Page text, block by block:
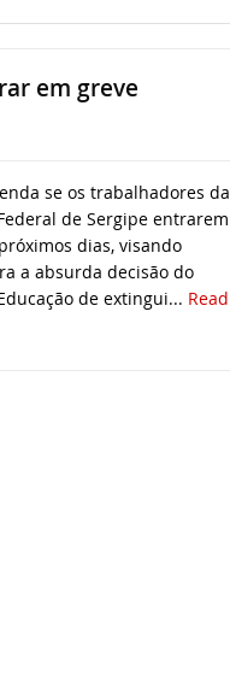
em greve
se os trabalhadores da
de Sergipe entrarem
dias, visando
a absurda decisão do
de extingui... Read